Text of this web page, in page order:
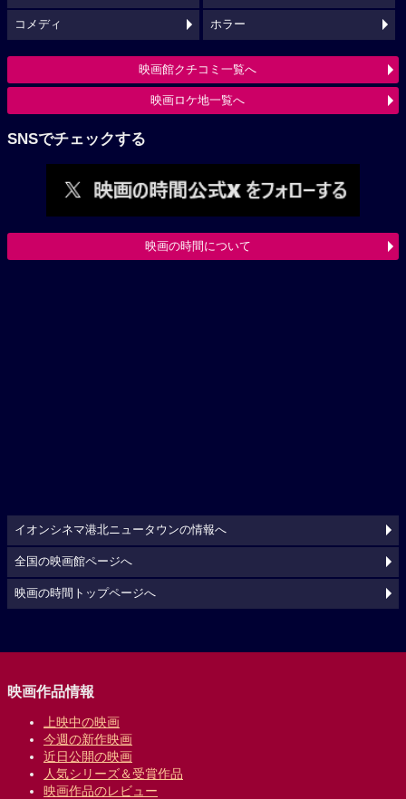
コメディ ホラー
映画館クチコミ一覧へ
映画ロケ地一覧へ
SNSでチェックする
映画の時間について
イオンシネマ港北ニュータウンの情報へ
全国の映画館ページへ
映画の時間トップページへ
映画作品情報
上映中の映画
今週の新作映画
近日公開の映画
人気シリーズ＆受賞作品
映画作品のレビュー